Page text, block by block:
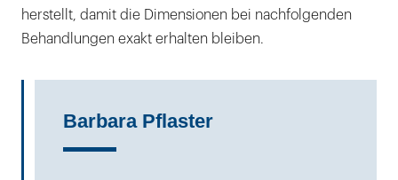
herstellt, damit die Dimensionen bei nachfolgenden
Behandlungen exakt erhalten bleiben.
Barbara Pflaster